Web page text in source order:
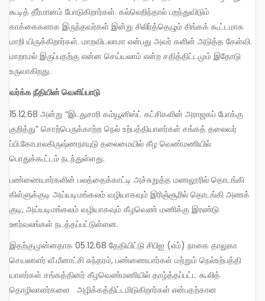
கூடித் தீர்மானம் போடுகிறார்கள். கல்லெறிந்தால் பறந்துவிடும்
காக்கைகளாக இருந்தவர்கள் இன்று சிலிர்த்தெழும் சிங்கக் கூட்டமாக
மாறி யிருக்கிறார்கள். மாறவிடலாமா என்பது அவர் களின் அடுத்த கேள்வி.
மாறாமல் இருப்பதற்கு என்ன செய்யலாம் என்ற சதித்திட்டமும் இதோடு
உருவாகிறது.
வர்க்க நீதியின் வெளிப்பாடு
15.12.68 அன்று “இடதுசாரி கம்யூனிஸ்ட் கட்சிகளின் அராஜகப் போக்கு
குறித்து” சொற்பெருக்காற்ற நெல் உற்பத்தியாளர்கள் சங்கத் தலைவர்
ப்பி.கோபாலகிருஷ்ணநாயுடு தலைமையில் கீழ வெண்மணியில்
பொதுக்கூட்டம் நடந்துள்ளது.
பண்ணையார்களின் பலத்தைக்காட்டி அச்சுறுத்த மணலூரில் தொடங்கி
கிள்ளுக்குடி அய்யடிமங்கலம் வழியாகவும் இரிஞ்சூரில் தொடங்கி அணக்
குடி, அய்யடிமங்கலம் வழியாகவும் கீழவெண் மணிக்கு இரண்டு
ஊர்வலங்கள் நடத்தப்பட்டுள்ளன.
இதற்குமுன்னதாக 05.12.68 தேதியிட்டு சிபிஐ (எம்) நாகை தாலுகா
செயலாளர் வீ.மீனாட்சி சுந்தரம், பண்ணையார்கள் மற்றும் நெல்உற்பத்தி
யாளர்கள் சங்கத்தினர் கீழவெண்மணியில் தாழ்த்தப்பட்ட கூலித்
தொழிலாளர்களை அழிக்கத்திட்டமிடுகிறார்கள் என்பதற்கான